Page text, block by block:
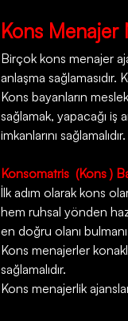
Kons Menajer
Birçok kons menajer
anlaşma sağlamasıdır.
Kons bayanların
sağlamak, yapacağı iş
imkanlarını sağlamalıdır.
Konsomatris (Kons )
İlk adım olarak kons
hem ruhsal yönden
en doğru olanı
Kons menajerler
sağlamalıdır.
Kons menajerlik